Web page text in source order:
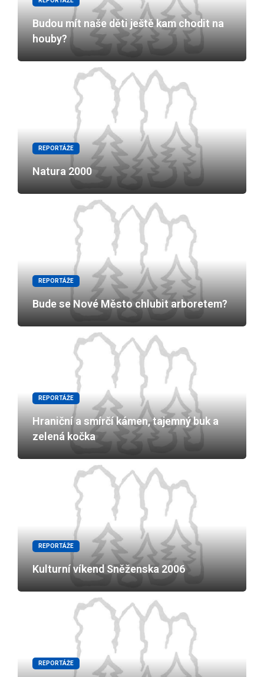
Budou mít naše děti ještě kam chodit na
houby?
REPORTÁŽE
Natura 2000
REPORTÁŽE
Bude se Nové Město chlubit arboretem?
REPORTÁŽE
Hraniční a smírčí kámen, tajemný buk a
zelená kočka
REPORTÁŽE
Kulturní víkend Sněženska 2006
REPORTÁŽE